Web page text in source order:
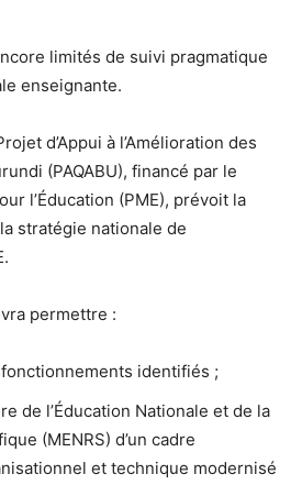
limités de suivi pragmatique
enseignante.
d’Appui à l’Amélioration des
(PAQABU), financé par le
l’Éducation (PME), prévoit la
stratégie nationale de
permettre :
identifiés ;
de l’Éducation Nationale et de la
(MENRS) d’un cadre
et technique modernisé